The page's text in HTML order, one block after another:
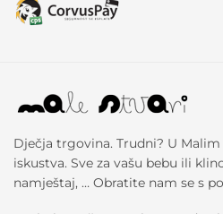
Dječja trgovina. Trudni? U
iskustva. Sve za vašu bebu ili
namještaj, … Obratite nam se s